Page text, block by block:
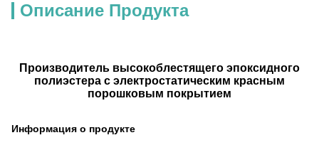
Описание Продукта
Производитель высокоблестящего эпоксидного
полиэстера с электростатическим красным
порошковым покрытием
Информация о продукте